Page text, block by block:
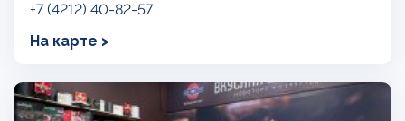
+7 (4212) 40-82-57
На карте >